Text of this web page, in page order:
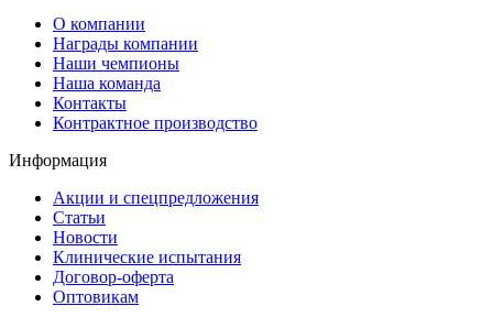
О компании
Награды компании
Наши чемпионы
Наша команда
Контакты
Контрактное производство
Информация
Акции и спецпредложения
Статьи
Новости
Клинические испытания
Договор-оферта
Оптовикам